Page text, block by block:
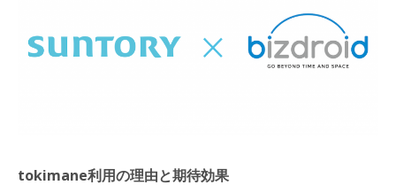
tokimane利用の理由と期待効果